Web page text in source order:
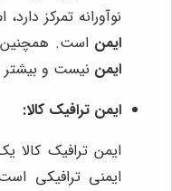
نوآورانه تمرکز
ایمن است. همچنین،
ایمن نیست و
ایمن ترافیک کالا:
ایمن ترافیک
ایمنی ترافیکی